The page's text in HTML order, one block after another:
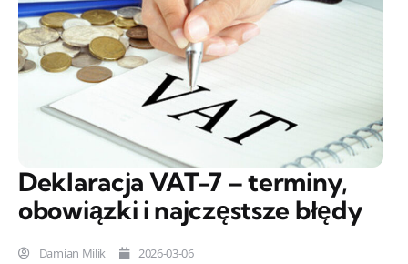
Deklaracja VAT-7 – terminy,
obowiązki i najczęstsze błędy
Damian Milik 2026-03-06